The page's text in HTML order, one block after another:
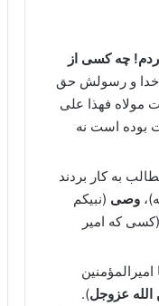
چه کسی از
خدا و رسولش حق
مولاه فهذا علی
بوده است نه
به کار بردند
وصی (نبیکم
(کسی که امیر
الله عزوجل).